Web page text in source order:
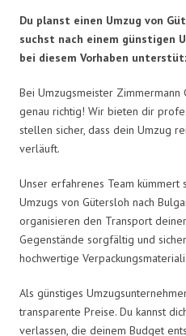
Du planst einen Umzug von
suchst nach einem günstigen
bei diesem Vorhaben
Bei Umzugsmeister Zimmermann
genau richtig! Wir bieten dir
stellen sicher, dass dein Umzug
verläuft.
Unser erfahrenes Team kümmert
Umzugs von Gütersloh nach
organisieren den Transport
Gegenstände sorgfältig und
hochwertige
Als günstiges
transparente Preise. Du kannst
verlassen, die deinem Budget